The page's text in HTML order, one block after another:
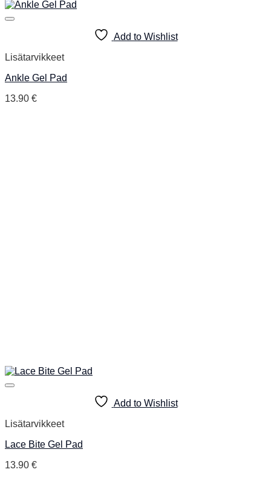
Add to Wishlist
Lisätarvikkeet
Ankle Gel Pad
13.90 €
Add to Wishlist
Lisätarvikkeet
Lace Bite Gel Pad
13.90 €